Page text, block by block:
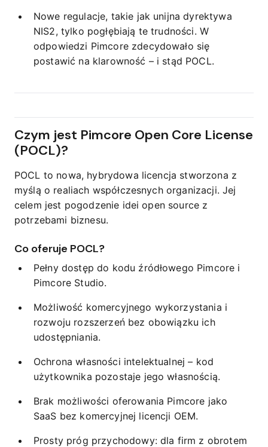
Nowe regulacje, takie jak unijna dyrektywa
NIS2, tylko pogłębiają te trudności. W
odpowiedzi Pimcore zdecydowało się
postawić na klarowność – i stąd POCL.
Czym jest Pimcore Open Core License
(POCL)?
POCL to nowa, hybrydowa licencja stworzona z
myślą o realiach współczesnych organizacji. Jej
celem jest pogodzenie idei open source z
potrzebami biznesu.
Co oferuje POCL?
Pełny dostęp do kodu źródłowego Pimcore i
Pimcore Studio.
Możliwość komercyjnego wykorzystania i
rozwoju rozszerzeń bez obowiązku ich
udostępniania.
Ochrona własności intelektualnej – kod
użytkownika pozostaje jego własnością.
Brak możliwości oferowania Pimcore jako
SaaS bez komercyjnej licencji OEM.
Prosty próg przychodowy: dla firm z obrotem